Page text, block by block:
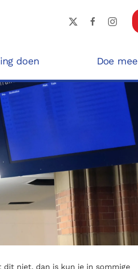
doen Doe mee
niet, dan is kun je in sommige